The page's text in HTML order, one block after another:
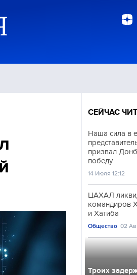
Происшествия
СЕЙЧАС
Наша сила в
призвал
победу
14 Июля 12:12
ЦАХАЛ
командиров
и Хатиба
Общество 02
Троих